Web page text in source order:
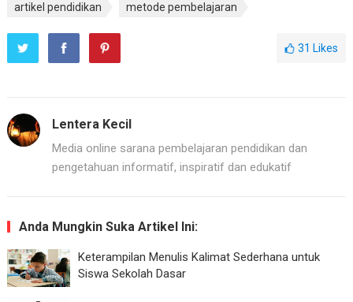
artikel pendidikan metode pembelajaran
31 Likes
Lentera Kecil
Media online sarana pembelajaran pendidikan dan
pengetahuan informatif, inspiratif dan edukatif
Anda Mungkin Suka Artikel Ini:
Keterampilan Menulis Kalimat Sederhana untuk
Siswa Sekolah Dasar